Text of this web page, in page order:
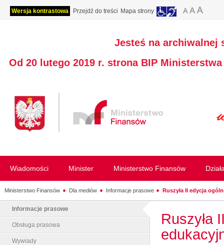
Wersja kontrastowa Przejdź do treści Mapa strony
Jesteś na archiwalnej
Od 20 lutego 2019 r. strona BIP
Wiadomości Minister Ministerstwo Finansów
Ministerstwo Finansów Dla mediów Informacje prasowe Ruszyła II edycja
Informacje prasowe
Obsługa prasowa
Wywiady
Ruszyła